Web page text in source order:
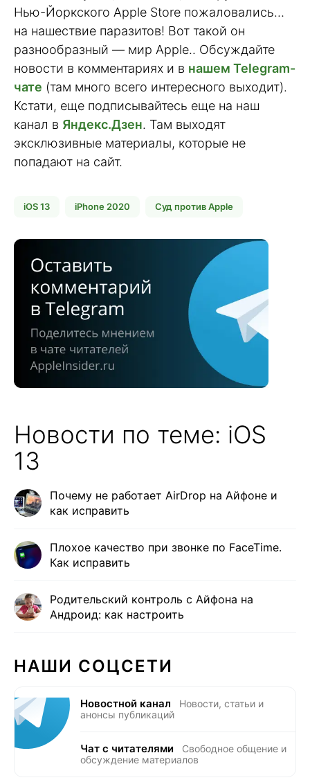
Нью-Йоркского Apple Store пожаловались…
на нашествие паразитов! Вот такой он
разнообразный — мир Apple.. Обсуждайте
новости в комментариях и в нашем Telegram-
чате (там много всего интересного выходит).
Кстати, еще подписывайтесь еще на наш
канал в Яндекс.Дзен. Там выходят
эксклюзивные материалы, которые не
попадают на сайт.
iOS 13 iPhone 2020 Суд против Apple
Новости по теме: iOS
13
Почему не работает AirDrop на Айфоне и
как исправить
Плохое качество при звонке по FaceTime.
Как исправить
Родительский контроль с Айфона на
Андроид: как настроить
НАШИ СОЦСЕТИ
Новостной канал
Новости, статьи и
анонсы публикаций
Чат с читателями
Свободное общение и
обсуждение материалов